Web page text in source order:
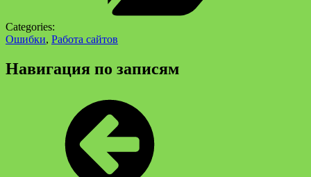
Categories:
Ошибки, Работа сайтов
Навигация по записям